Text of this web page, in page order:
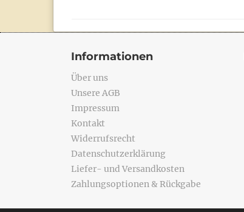
Informationen
Über uns
Unsere AGB
Impressum
Kontakt
Widerrufsrecht
Datenschutzerklärung
Liefer- und Versandkosten
Zahlungsoptionen & Rückgabe